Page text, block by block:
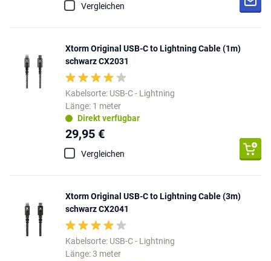
Vergleichen
Xtorm Original USB-C to Lightning Cable (1m)
schwarz CX2031
Kabelsorte: USB-C - Lightning
Länge: 1 meter
Direkt verfügbar
29,95 €
Vergleichen
Xtorm Original USB-C to Lightning Cable (3m)
schwarz CX2041
Kabelsorte: USB-C - Lightning
Länge: 3 meter